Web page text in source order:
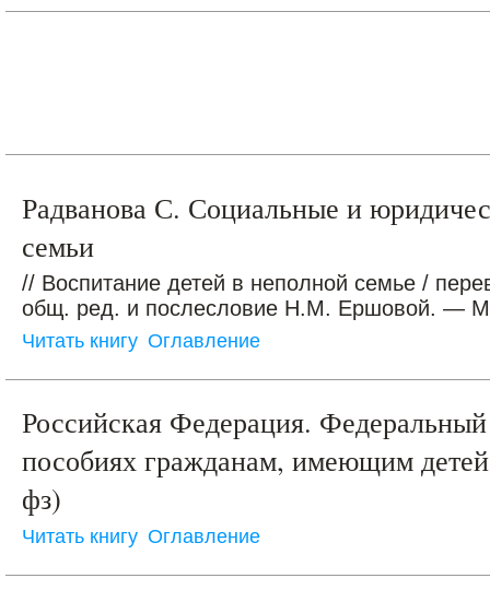
Радванова С. Социальные и
семьи
// Воспитание детей в неполной семье /
общ. ред. и послесловие Н.М. Ершовой. —
Читать книгу Оглавление
Российская Федерация.
пособиях гражданам, имеющим
фз)
Читать книгу Оглавление